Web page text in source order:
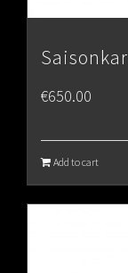
€650.00
Add to cart